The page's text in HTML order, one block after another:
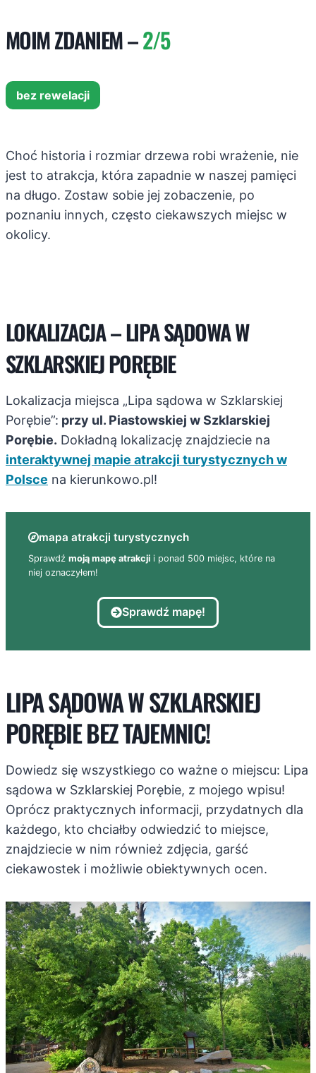
MOIM ZDANIEM –2/5
bez rewelacji
Choć historia i rozmiar drzewa robi wrażenie, nie
jest to atrakcja, która zapadnie w naszej pamięci
na długo. Zostaw sobie jej zobaczenie, po
poznaniu innych, często ciekawszych miejsc w
okolicy.
LOKALIZACJA – LIPA SĄDOWA W
SZKLARSKIEJ PORĘBIE
Lokalizacja miejsca „Lipa sądowa w Szklarskiej
Porębie”: przy ul. Piastowskiej w Szklarskiej
Porębie. Dokładną lokalizację znajdziecie na
interaktywnej mapie atrakcji turystycznych w
Polsce na kierunkowo.pl!
mapa atrakcji turystycznych
Sprawdź moją mapę atrakcji i ponad 500 miejsc, które na
niej oznaczyłem!
Sprawdź mapę!
LIPA SĄDOWA W SZKLARSKIEJ
PORĘBIE BEZ TAJEMNIC!
Dowiedz się wszystkiego co ważne o miejscu: Lipa
sądowa w Szklarskiej Porębie, z mojego wpisu!
Oprócz praktycznych informacji, przydatnych dla
każdego, kto chciałby odwiedzić to miejsce,
znajdziecie w nim również zdjęcia, garść
ciekawostek i możliwie obiektywnych ocen.